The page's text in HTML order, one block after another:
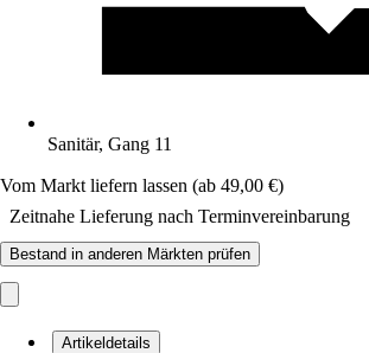
Sanitär, Gang 11
Vom Markt liefern lassen (ab 49,00 €)
Zeitnahe Lieferung nach Terminvereinbarung
Bestand in anderen Märkten prüfen
Artikeldetails